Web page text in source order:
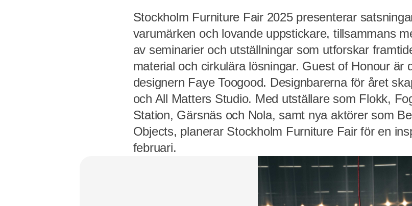
Stockholm Furniture Fair 2025 presenterar
varumärken och lovande uppstickare, tillsammans
av seminarier och utställningar som utforskar
material och cirkulära lösningar. Guest of Honour är
designern Faye Toogood. Designbarerna för året
och All Matters Studio. Med utställare som Flokk,
Station, Gärsnäs och Nola, samt nya aktörer som
Objects, planerar Stockholm Furniture Fair för en
februari.